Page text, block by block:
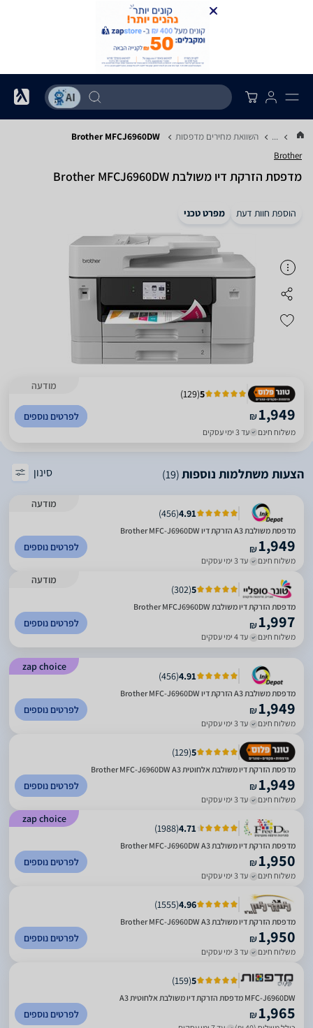
... השוואת מחירים מדפסות Brother MFCJ6960DW
Brother
‏מדפסת הזרקת דיו ‏משולבת Brother MFCJ6960DW
הוספת חוות דעת מפרט טכני
מודעה
5
(
129
)
₪1,949
משלוח חינם עד 3 ימי עסקים
לפרטים נוספים
הצעות משתלמות נוספות(19) סינון
מודעה
4.91
(
456
)
מדפסת משולבת A3 הזרקת דיו Brother MFC-J6960DW
1,949
₪
משלוח חינם עד 3 ימי עסקים
לפרטים נוספים
מודעה
5
(
302
)
מדפסת ‏הזרקת דיו ‏משולבת Brother MFCJ6960DW
1,997
₪
משלוח חינם עד 4 ימי עסקים
לפרטים נוספים
zap choice
4.91
(
456
)
מדפסת משולבת A3 הזרקת דיו Brother MFC-J6960DW
₪1,949
משלוח חינם עד 3 ימי עסקים
לפרטים נוספים
5
(
129
)
מדפסת הזרקת דיו משולבת אלחוטית Brother MFC-J6960DW A3
₪1,949
משלוח חינם עד 3 ימי עסקים
לפרטים נוספים
zap choice
4.71
(
1988
)
מדפסת הזרקת דיו משולבת Brother MFC-J6960DW A3
₪1,950
משלוח חינם עד 3 ימי עסקים
לפרטים נוספים
4.96
(
1555
)
מדפסת הזרקת דיו משולבת Brother MFC-J6960DW A3
₪1,950
משלוח חינם עד 3 ימי עסקים
לפרטים נוספים
5
(
159
)
MFC-J6960DW מדפסת הזרקת דיו משולבת אלחוטית A3
₪1,965 לפרטים נוספים